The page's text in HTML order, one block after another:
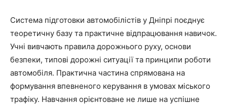
Система підготовки автомобілістів у Дніпрі поєднує
теоретичну базу та практичне відпрацювання навичок.
Учні вивчають правила дорожнього руху, основи
безпеки, типові дорожні ситуації та принципи роботи
автомобіля. Практична частина спрямована на
формування впевненого керування в умовах міського
трафіку. Навчання орієнтоване не лише на успішне